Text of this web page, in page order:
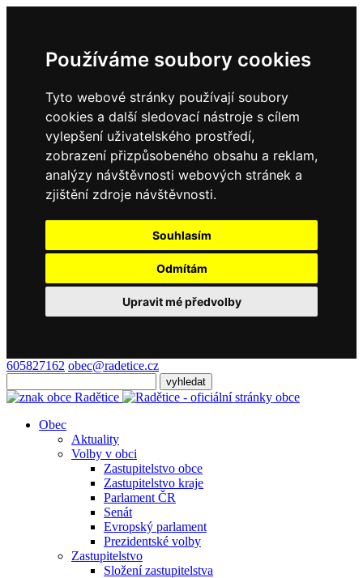
Používáme soubory cookies
Tyto webové stránky používají soubory
cookies a další sledovací nástroje s cílem
vylepšení uživatelského prostředí,
zobrazení přizpůsobeného obsahu a reklam,
analýzy návštěvnosti webových stránek a
zjištění zdroje návštěvnosti.
Souhlasím
Odmítám
Upravit mé předvolby
605827162 obec@radetice.cz
Obec
Aktuality
Volby v obci
Zastupitelstvo obce
Zastupitelstvo kraje
Parlament ČR
Senát
Evropský parlament
Prezidentské volby
Zastupitelstvo
Složení zastupitelstva